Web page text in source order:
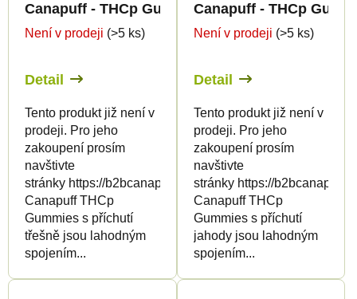
Canapuff - THCp Gummies - Cherry
Není v prodeji (>5 ks)
Detail
Tento produkt již není v
prodeji. Pro jeho
zakoupení prosím
navštivte
stránky https://b2bcanapuff.com/
Canapuff THCp
Gummies s příchutí
třešně jsou lahodným
spojením...
Canapuff - THCp
Není v prodeji (>5 ks)
Detail
Tento produkt již není v
prodeji. Pro jeho
zakoupení prosím
navštivte
stránky https://
Canapuff THCp
Gummies s příchutí
jahody jsou lahodným
spojením...